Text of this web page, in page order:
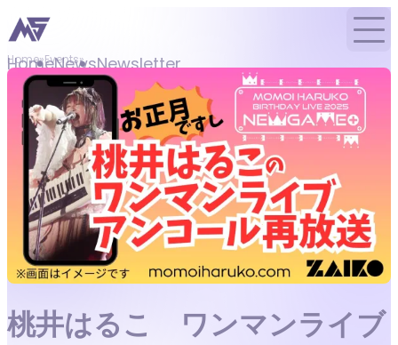
HomeNewsNewsletter
Home Events
桃井はるこ ワンマンライブ